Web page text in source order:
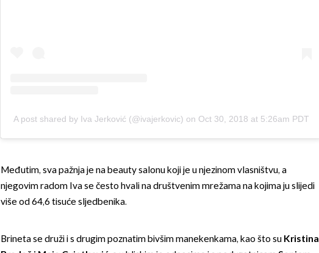
A post shared by Iva Jerković (@ivajerkovic) on Oct 30, 2018 at 5:26am PDT
Međutim, sva pažnja je na beauty salonu koji je u njezinom vlasništvu, a
njegovim radom Iva se često hvali na društvenim mrežama na kojima ju slijedi
više od 64,6 tisuće sljedbenika.
Brineta se druži i s drugim poznatim bivšim manekenkama, kao što su Kristina